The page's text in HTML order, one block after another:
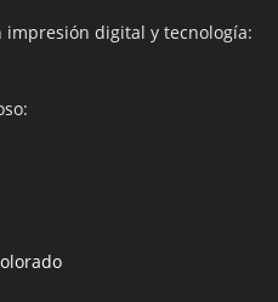
digital y tecnología: